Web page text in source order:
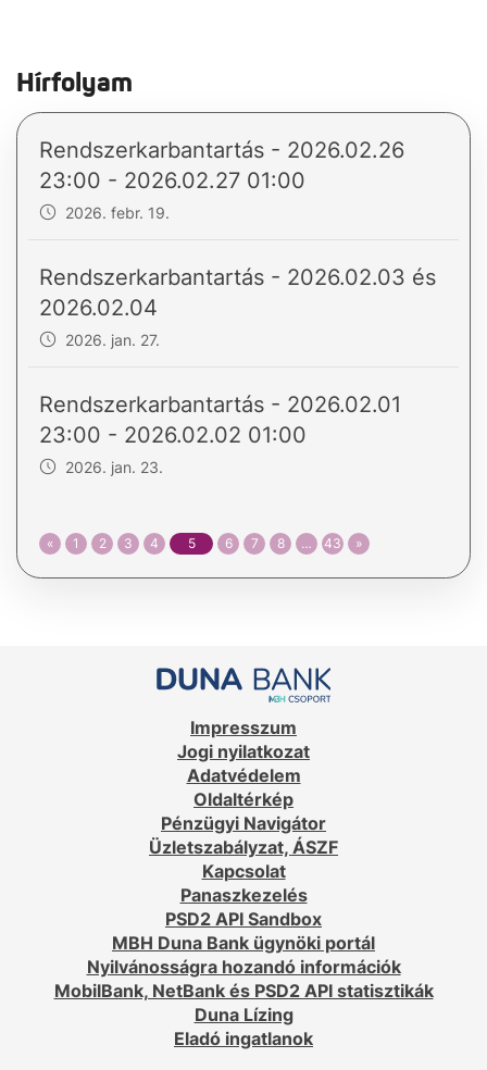
Hírfolyam
Rendszerkarbantartás - 2026.02.26
23:00 - 2026.02.27 01:00
2026. febr. 19.
Rendszerkarbantartás - 2026.02.03 és
2026.02.04
2026. jan. 27.
Rendszerkarbantartás - 2026.02.01
23:00 - 2026.02.02 01:00
2026. jan. 23.
« 1 2 3 4 5 6 7 8 … 43 »
Impresszum
Jogi nyilatkozat
Adatvédelem
Oldaltérkép
Pénzügyi Navigátor
Üzletszabályzat, ÁSZF
Kapcsolat
Panaszkezelés
PSD2 API Sandbox
MBH Duna Bank ügynöki portál
Nyilvánosságra hozandó információk
MobilBank, NetBank és PSD2 API statisztikák
Duna Lízing
Eladó ingatlanok